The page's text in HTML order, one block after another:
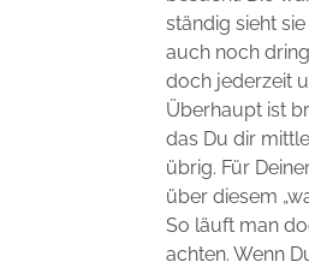
ständig sieht sie
auch noch
doch jederzeit
Überhaupt ist
das Du dir
übrig. Für
über diesem
So läuft man
achten. Wenn